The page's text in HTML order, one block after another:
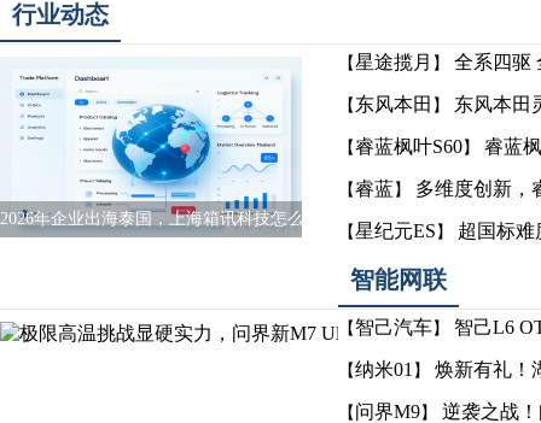
行业动态
2026年企业出海泰国，上海箱讯科技怎么做到的？
【星途揽月 】 全系四驱
【 东风本田 】 东风本田
【睿蓝枫叶S60】 睿蓝
【睿蓝】 多维度创新，
【星纪元ES 】 超国标难
智能网联
【 智己汽车】 智己L6
【纳米01 】 焕新有礼！
【 问界M9】 逆袭之战